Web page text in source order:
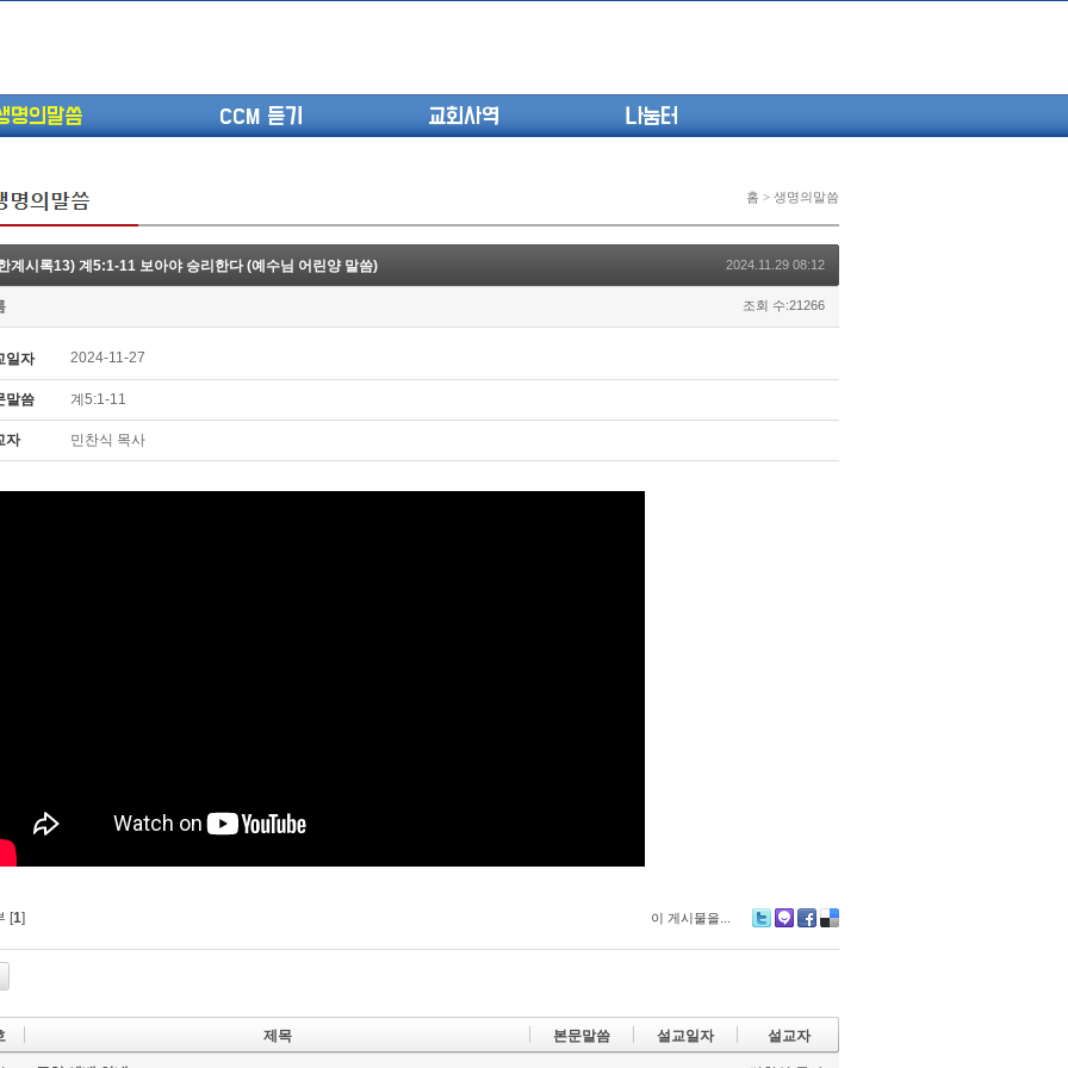
명의말씀 CCM 듣기 교회사역 나눔터
린도전서12) 고전7:23-40 ...
린도전서10) 고전6:1~11 ...
린도전서9) 고전5:1-13 ...
린도전서7) 고전4:1-8 판...
홈 > 생명의말씀
계시록13) 계5:1-11 보아야 승리한다 (예수님 어린양 말씀) 2024.11.29 08:12
조회 수:21266
일자 2024-11-27
말씀 계5:1-11
자 민찬식 목사
[1] 이 게시물을...
제목 본문말씀 설교일자 설교자